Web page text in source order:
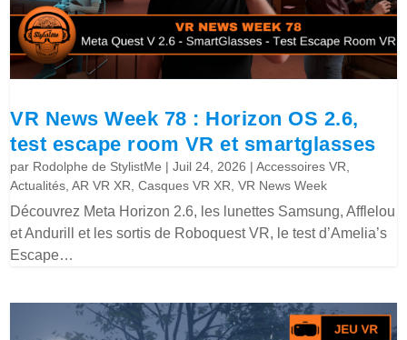
VR News Week 78 : Horizon OS 2.6,
test escape room VR et smartglasses
par Rodolphe de StylistMe |Juil 24, 2026 |Accessoires VR
Actualités ,AR VR XR ,Casques VR XR ,VR News Week
Découvrez Meta Horizon 2.6, les lunettes Samsung, Afflelou
et Andurill et les sortis de Roboquest VR, le test d’Amelia’s
Escape…